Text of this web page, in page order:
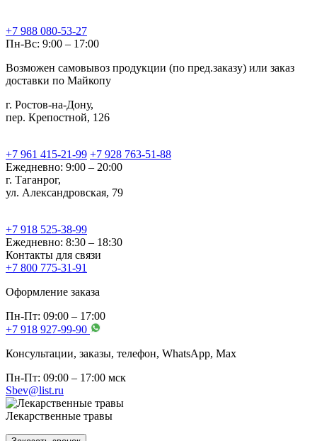
+7 988 080-53-27
Пн-Вс: 9:00 – 17:00
Возможен самовывоз продукции (по пред.заказу) или заказ
доставки по Майкопу
г. Ростов-на-Дону,
пер. Крепостной, 126
+7 961 415-21-99 +7 928 763-51-88
Ежедневно: 9:00 – 20:00
г. Таганрог,
ул. Александровская, 79
+7 918 525-38-99
Ежедневно: 8:30 – 18:30
Контакты для связи
+7 800 775-31-91
Оформление заказа
Пн-Пт: 09:00 – 17:00
+7 918 927-99-90
Консультации, заказы, телефон, WhatsApp, Мах
Пн-Пт: 09:00 – 17:00 мск
Sbev@list.ru
Лекарственные травы